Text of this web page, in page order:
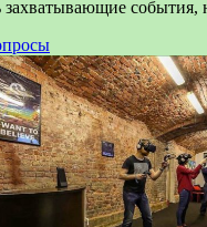
захватывающие